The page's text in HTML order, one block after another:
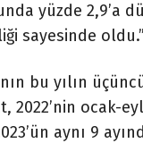
yüzde 2,9’a
sayesinde
bu yılın
2022’nin
aynı 9